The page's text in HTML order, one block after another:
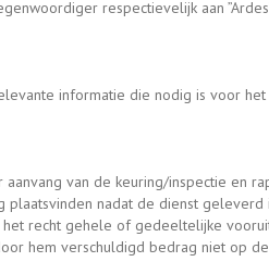
respectievelijk aan
informatie die nodig is voor
van de keuring/inspectie en
nadat de dienst
recht gehele of gedeeltelijke
hem verschuldigd bedrag niet op